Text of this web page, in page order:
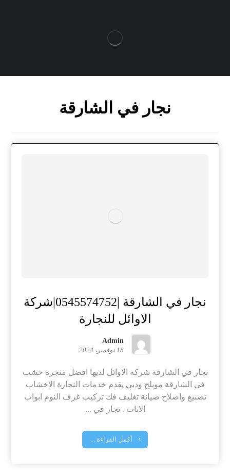
نجار في الشارقة
نجار في الشارقة |0545574752|شركة
الاوائل للنجارة
Admin
18 نوفمبر، 2024
نجار في الشارقة شركة الاوائل لديها افضل منجرة خشب
في الشارقة مويلح ودبي يقدم خدمات النجارة الاخشاب
تصنيع واصلاح صيانة تغليف فك تركيب غرف النوم ابواب
الاثاث . نجار في ...
أكمل القراءة ...